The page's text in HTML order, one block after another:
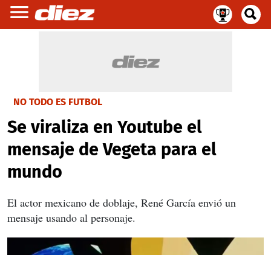
NO TODO ES FUTBOL
Se viraliza en Youtube el
mensaje de Vegeta para el
mundo
El actor mexicano de doblaje, René García envió un
mensaje usando al personaje.